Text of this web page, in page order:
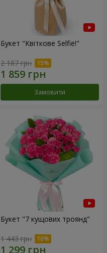
Букет "Квіткове Selfie!"
2 187 грн
Замовити
Букет "7 кущових троянд"
1 443 грн